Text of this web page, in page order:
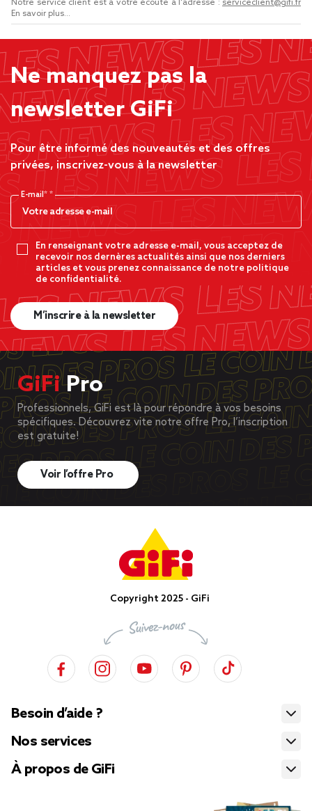
Notre service client est à votre écoute à l'adresse : serviceclient@gifi.fr
En savoir plus...
Ne manquez pas la
newsletter GiFi
Pour être informé des nouveautés et des offres
privées, inscrivez-vous à la newsletter
E-mail*
En renseignant votre adresse e-mail, vous acceptez de
recevoir nos dernères actualités ainsi que nos derniers
articles et vous prenez connaissance de notre politique
de confidentialité.
M’inscrire à la newsletter
GiFiPro
Professionnels, GiFi est là pour répondre à vos besoins
spécifiques. Découvrez vite notre offre Pro, l’inscription
est gratuite!
Voir l’offre Pro
Copyright 2025 - GiFi
Besoin d’aide ?
Nos services
À propos de GiFi